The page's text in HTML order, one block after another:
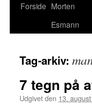
Hop
Forside Morten
Esmann
Tag-arkiv:
7 tegn på
Udgivet den 13.